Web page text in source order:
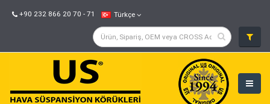
+90 232 866 20 70 - 71 Türkçe